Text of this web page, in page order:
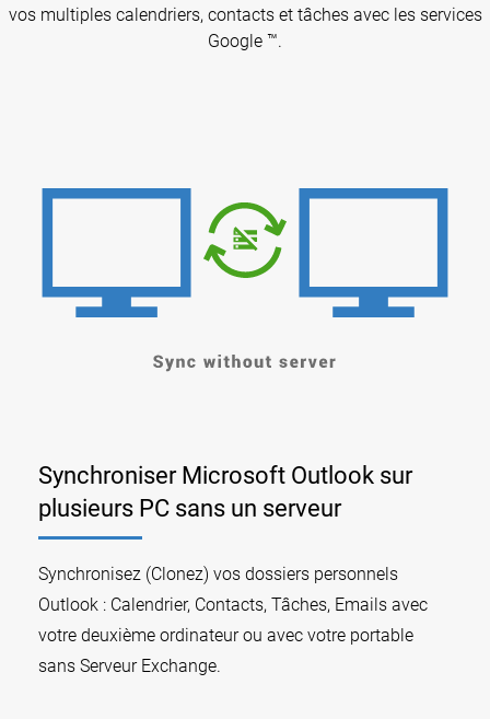
vos multiples calendriers, contacts et tâches avec les services
Google ™.
Synchroniser Microsoft Outlook sur
plusieurs PC sans un serveur
Synchronisez (Clonez) vos dossiers personnels
Outlook : Calendrier, Contacts, Tâches, Emails avec
votre deuxième ordinateur ou avec votre portable
sans Serveur Exchange.